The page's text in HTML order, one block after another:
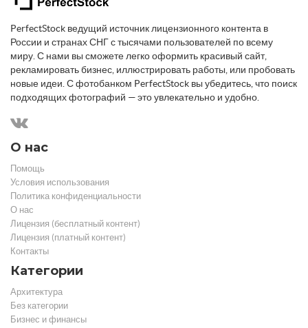
PerfectStock ведущий источник лицензионного контента в
России и странах СНГ с тысячами пользователей по всему
миру. С нами вы сможете легко оформить красивый сайт,
рекламировать бизнес, иллюстрировать работы, или пробовать
новые идеи. С фотобанком PerfectStock вы убедитесь, что поиск
подходящих фотографий — это увлекательно и удобно.
О нас
Помощь
Условия использования
Политика конфиденциальности
О нас
Лицензия (бесплатный контент)
Лицензия (платный контент)
Контакты
Категории
Архитектура
Без категории
Бизнес и финансы